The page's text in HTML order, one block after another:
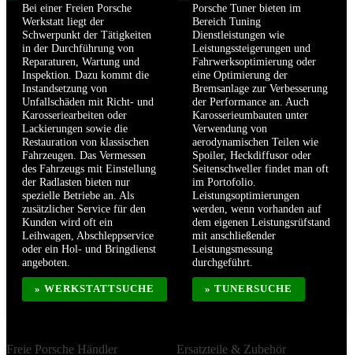
Bei einer Freien Porsche
Werkstatt liegt der
Schwerpunkt der Tätigkeiten
in der Durchführung von
Reparaturen, Wartung und
Inspektion. Dazu kommt die
Instandsetzung von
Unfallschäden mit Richt- und
Karosseriearbeiten oder
Lackierungen sowie die
Restauration von klassischen
Fahrzeugen. Das Vermessen
des Fahrzeugs mit Einstellung
der Radlasten bieten nur
spezielle Betriebe an. Als
zusätzlicher Service für den
Kunden wird oft ein
Leihwagen, Abschleppservice
oder ein Hol- und Bringdienst
angeboten.
» WERKSTATTSUCHE
Porsche Tuner bieten im
Bereich Tuning
Dienstleistungen wie
Leistungssteigerungen und
Fahrwerksoptimierung oder
eine Optimierung der
Bremsanlage zur Verbesserung
der Performance an. Auch
Karosserieumbauten unter
Verwendung von
aerodynamischen Teilen wie
Spoiler, Heckdiffusor oder
Seitenschweller findet man oft
im Portofolio.
Leistungsoptimierungen
werden, wenn vorhanden auf
dem eigenen Leistungsrüfstand
mit anschließender
Leistungsmessung
durchgeführt.
» TUNERSUCHE
Freie Porsche Händler Ersatzteile & Zubehör